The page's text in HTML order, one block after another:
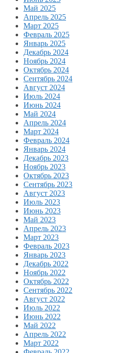
Май 2025
Апрель 2025
Март 2025
Февраль 2025
Январь 2025
Декабрь 2024
Ноябрь 2024
Октябрь 2024
Сентябрь 2024
Август 2024
Июль 2024
Июнь 2024
Май 2024
Апрель 2024
Март 2024
Февраль 2024
Январь 2024
Декабрь 2023
Ноябрь 2023
Октябрь 2023
Сентябрь 2023
Август 2023
Июль 2023
Июнь 2023
Май 2023
Апрель 2023
Март 2023
Февраль 2023
Январь 2023
Декабрь 2022
Ноябрь 2022
Октябрь 2022
Сентябрь 2022
Август 2022
Июль 2022
Июнь 2022
Май 2022
Апрель 2022
Март 2022